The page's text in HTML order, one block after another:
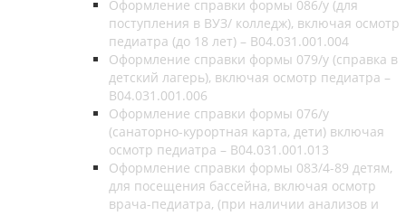
Оформление справки формы 086/у (для
поступления в ВУЗ/ колледж), включая осмотр
педиатра (до 18 лет) – B04.031.001.004
Оформление справки формы 079/у (справка в
детский лагерь), включая осмотр педиатра –
B04.031.001.006
Оформление справки формы 076/у
(санаторно-курортная карта, дети) включая
осмотр педиатра – B04.031.001.013
Оформление справки формы 083/4-89 детям,
для посещения бассейна, включая осмотр
врача-педиатра, (при наличии анализов и